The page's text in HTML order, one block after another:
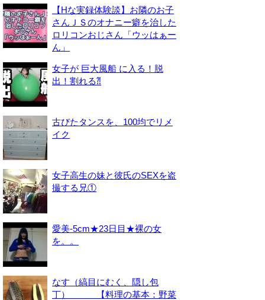
【Hな実録体験談】お隣のお子
さんＪＳのオナニー癖を治した
ロリコンおじさん「ウッはぁー
ん」
女子が 巨大風船 に入る！脱
出！割れる⁈
古びたタンスを、100均でリメ
イク
女子高生の妹と彼氏のSEXを盗
撮する兄①
愛美-5cm★23日目★裸の女
を。。
なす（縞目にむく、隠し包
丁） 【料理の基本：野菜